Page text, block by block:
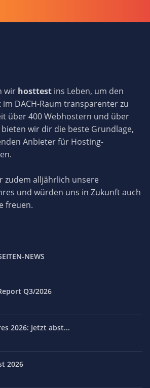
wir hosttest ins Leben, um den
DACH-Raum transparenter zu
über 400 Webhostern und über
wir dir die beste Grundlage,
Anbieter für Hosting-
zudem alljährlich unsere
und würden uns in Zukunft auch
freuen.
NEWS
Q3/2026
2026: Jetzt abst...
2026